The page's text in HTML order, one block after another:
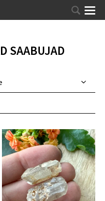
SAABUJAD